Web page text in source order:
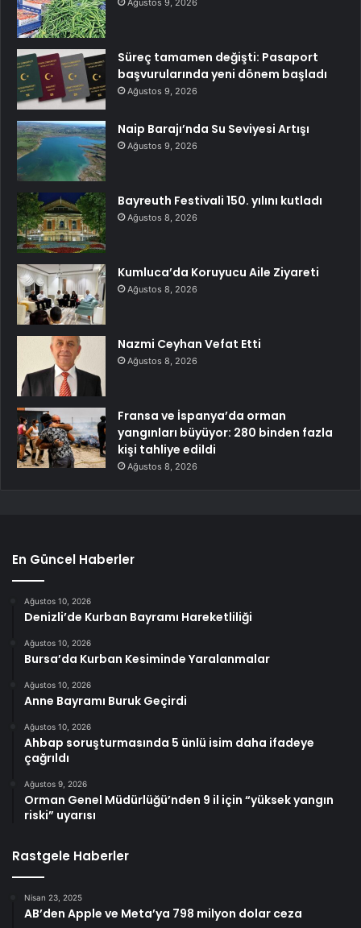
Süreç tamamen değişti: Pasaport
başvurularında yeni dönem başladı
Ağustos 9, 2026
Naip Barajı’nda Su Seviyesi Artışı
Ağustos 9, 2026
Bayreuth Festivali 150. yılını kutladı
Ağustos 8, 2026
Kumluca’da Koruyucu Aile Ziyareti
Ağustos 8, 2026
Nazmi Ceyhan Vefat Etti
Ağustos 8, 2026
Fransa ve İspanya’da orman
yangınları büyüyor: 280 binden fazla
kişi tahliye edildi
Ağustos 8, 2026
En Güncel Haberler
Ağustos 10, 2026
Denizli’de Kurban Bayramı Hareketliliği
Ağustos 10, 2026
Bursa’da Kurban Kesiminde Yaralanmalar
Ağustos 10, 2026
Anne Bayramı Buruk Geçirdi
Ağustos 10, 2026
Ahbap soruşturmasında 5 ünlü isim daha ifadeye
çağrıldı
Ağustos 9, 2026
Orman Genel Müdürlüğü’nden 9 il için “yüksek yangın
riski” uyarısı
Rastgele Haberler
Nisan 23, 2025
AB’den Apple ve Meta’ya 798 milyon dolar ceza